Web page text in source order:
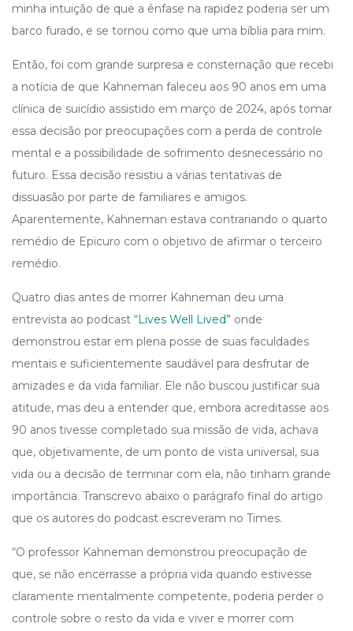
minha intuição de que a ênfase na rapidez poderia ser um
barco furado, e se tornou como que uma bíblia para mim.
Então, foi com grande surpresa e consternação que recebi
a notícia de que Kahneman faleceu aos 90 anos em uma
clínica de suicídio assistido em março de 2024, após tomar
essa decisão por preocupações com a perda de controle
mental e a possibilidade de sofrimento desnecessário no
futuro. Essa decisão resistiu a várias tentativas de
dissuasão por parte de familiares e amigos.
Aparentemente, Kahneman estava contrariando o quarto
remédio de Epicuro com o objetivo de afirmar o terceiro
remédio.
Quatro dias antes de morrer Kahneman deu uma
entrevista ao podcast “Lives Well Lived” onde
demonstrou estar em plena posse de suas faculdades
mentais e suficientemente saudável para desfrutar de
amizades e da vida familiar. Ele não buscou justificar sua
atitude, mas deu a entender que, embora acreditasse aos
90 anos tivesse completado sua missão de vida, achava
que, objetivamente, de um ponto de vista universal, sua
vida ou a decisão de terminar com ela, não tinham grande
importância. Transcrevo abaixo o parágrafo final do artigo
que os autores do podcast escreveram no Times.
“O professor Kahneman demonstrou preocupação de
que, se não encerrasse a própria vida quando estivesse
claramente mentalmente competente, poderia perder o
controle sobre o resto da vida e viver e morrer com